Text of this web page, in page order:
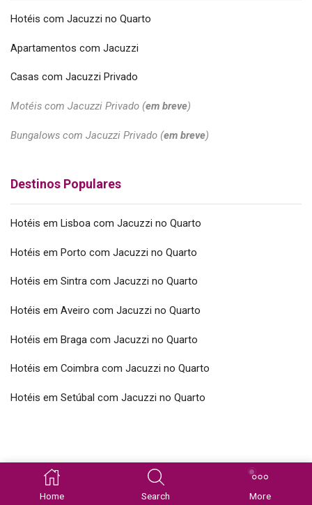
Hotéis com Jacuzzi no Quarto
Apartamentos com Jacuzzi
Casas com Jacuzzi Privado
Motéis com Jacuzzi Privado (em breve)
Bungalows com Jacuzzi Privado (em breve)
Destinos Populares
Hotéis em Lisboa com Jacuzzi no Quarto
Hotéis em Porto com Jacuzzi no Quarto
Hotéis em Sintra com Jacuzzi no Quarto
Hotéis em Aveiro com Jacuzzi no Quarto
Hotéis em Braga com Jacuzzi no Quarto
Hotéis em Coimbra com Jacuzzi no Quarto
Hotéis em Setúbal com Jacuzzi no Quarto
Copyright © 2026 SpaSuites.pt Todos os direitos reservados
Home Search More